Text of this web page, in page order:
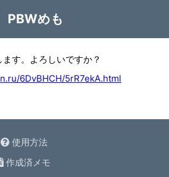
PBWめも
す。よろしいですか？
6DvBHCH/5rR7ekA.html
使用方法
作成済メモ